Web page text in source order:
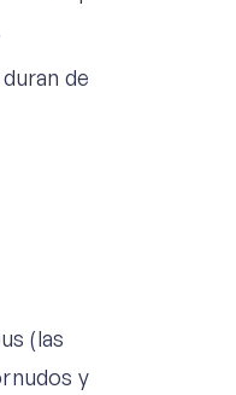
de
(las
y